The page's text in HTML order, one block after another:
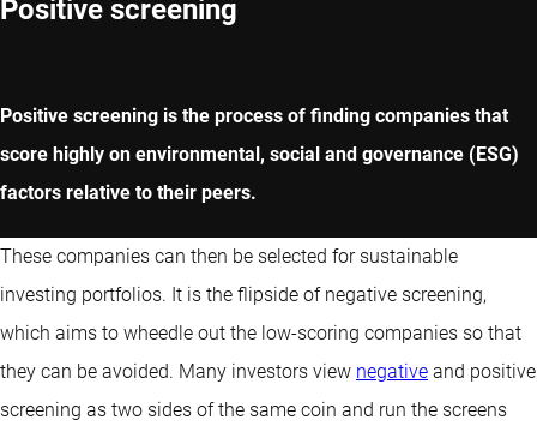
Positive screening
Positive screening is the process of finding companies that
score highly on environmental, social and governance (ESG)
factors relative to their peers.
These companies can then be selected for sustainable
investing portfolios. It is the flipside of negative screening,
which aims to wheedle out the low-scoring companies so that
they can be avoided. Many investors view negative and positive
screening as two sides of the same coin and run the screens